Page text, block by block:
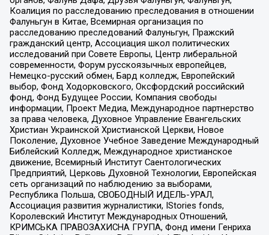
Коалиция по расследованию преследования в отношении
Фалуньгун в Китае, Всемирная организация по
расследованию преследований Фалуньгун, Пражский
гражданский центр, Ассоциация школ политических
исследований при Совете Европы, Центр либеральной
современности, Форум русскоязычных европейцев,
Немецко-русский обмен, Бард колледж, Европейский
выбор, Фонд Ходорковского, Оксфордский российский
фонд, Фонд Будущее России, Компания свободы
информации, Проект Медиа, Международное партнерство
за права человека, Духовное Управление Евангельских
Христиан Украинской Христианской Церкви, Новое
Поколение, Духовное Учебное Заведение Международный
Библейский Колледж, Международное христианское
движение, Всемирный Институт Саентологических
Предприятий, Церковь Духовной Технологии, Европейская
сеть организаций по наблюдению за выборами,
Республика Польша, СВОБОДНЫЙ ИДЕЛЬ-УРАЛ,
Ассоциация развития журналистики, IStories fonds,
Королевский Институт Международных Отношений,
КРИМСЬКА ПРАВОЗАХИСНА ГРУПА, Фонд имени Генриха